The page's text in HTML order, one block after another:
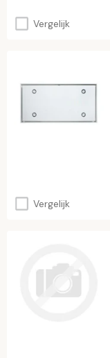
Vergelijk
Vergelijk